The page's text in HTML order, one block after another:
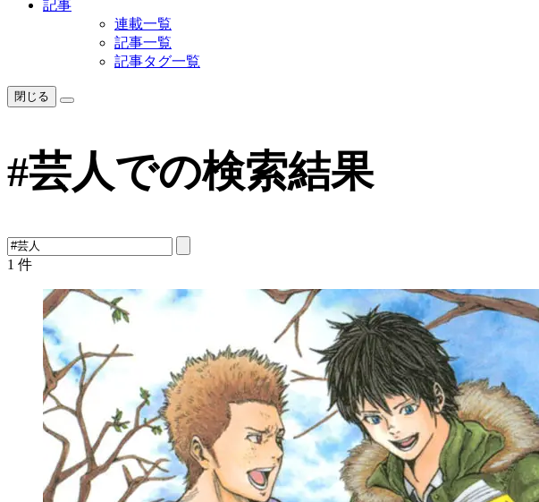
記事
連載一覧
記事一覧
記事タグ一覧
閉じる
#芸人での検索結果
1 件